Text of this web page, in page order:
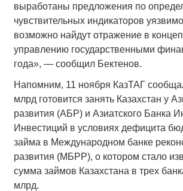
выработаны предложения по
чувствительных индикаторов
возможно найдут отражение в
управлению государственными
года», — сообщил Бектенов.
Напомним, 11 ноября КазТАГ
млрд готовится занять Казахстан у
развития (АБР) и Азиатского Банка
Инвестиций в условиях дефицита
займа в Международном банке
развития (МБРР), о котором стало
сумма займов Казахстана в трех
млрд.